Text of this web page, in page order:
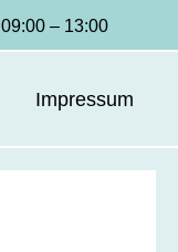
– 13:00
Impressum